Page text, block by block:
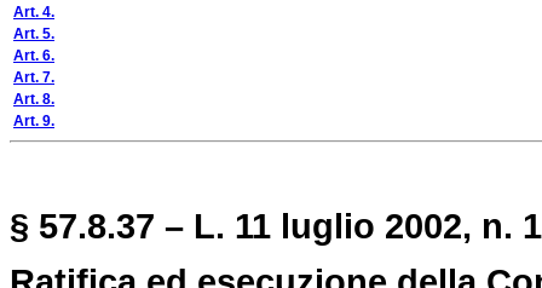
Art. 4.
Art. 5.
Art. 6.
Art. 7.
Art. 8.
Art. 9.
§ 57.8.37 – L. 11 luglio 2002, n.